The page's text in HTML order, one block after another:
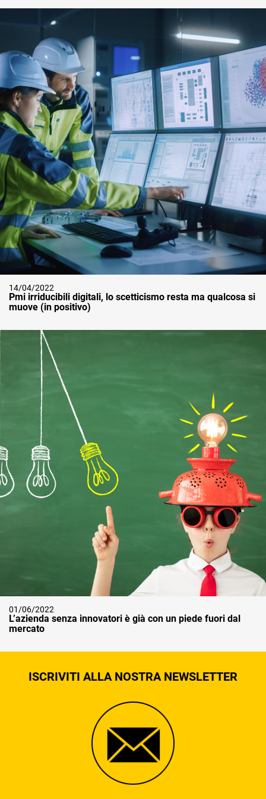
14/04/2022
Pmi irriducibili digitali, lo scetticismo resta ma qualcosa si
muove (in positivo)
01/06/2022
L’azienda senza innovatori è già con un piede fuori dal
mercato
ISCRIVITI ALLA NOSTRA NEWSLETTER